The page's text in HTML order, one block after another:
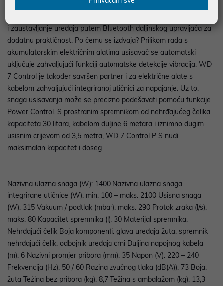
se zamijeniti bez kontakta s prljavštinom, za potpunu čistoću i
i zaustavljanje uređaja putem Bluetooth daljinskog upravljača za
dodatnu praktičnost. Po čemu se izdvaja? Prilikom rada s
akumulatorskim električnim alatima usisavač se automatski
uključuje zahvaljujući funkciji automatske detekcije vibracija. WD
7 Control je također savršen partner i za električne alate s
kabelom zahvaljujući integriranoj utičnici za napajanje. Uz to,
snaga usisavanja može se precizno podešavati pomoću funkcije
Power Control. S prostranim spremnikom od nehrđajućeg čelika
kapaciteta 30 litara, kabelom duljine 6 metara i iznimno dugim
usisnim crijevom od 3,5 metra, WD 7 Control P S nudi
maksimalan kapacitet i doseg
Nazivna ulazna snaga (W): 1400 Nazivna ulazna snaga
integrirane utičnice (W): min. 100 – maks. 2100 Usisna snaga
(W): 315 Vakuum / podtlak (mbar): maks. 290 Protok zraka (l/s):
maks. 80 Kapacitet spremnika (l): 30 Materijal spremnika:
Nehrđajući čelik Boja komponenti: glava uređaja žuta, spremnik
nehrđajući čelik, odbojnik uređaja crni Duljina napojnog kabela
(m): 6 Nazivni promjer pribora (mm): 35 Napon (V): 220 – 240
Frekvencija (Hz): 50 / 60 Razina zvučnog tlaka (dB(A)): 73 Boja:
žuta Težina bez pribora (kg): 8,7 Težina s ambalažom (kg): 13,3